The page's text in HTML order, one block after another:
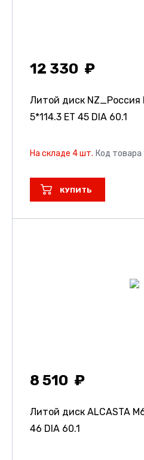
12 330
Литой диск NZ_Россия
5*114.3 ET 45 DIA 60.1
На складе 4 шт. Код
КУПИТЬ
8 510
Литой диск ALCASTA
46 DIA 60.1